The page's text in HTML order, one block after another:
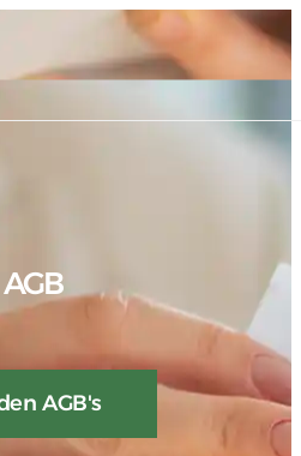
AGB
AGB's